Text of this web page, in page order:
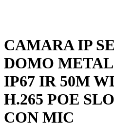
CAMARA IP
DOMO
IP67 IR 50M
H.265 POE
CON MIC